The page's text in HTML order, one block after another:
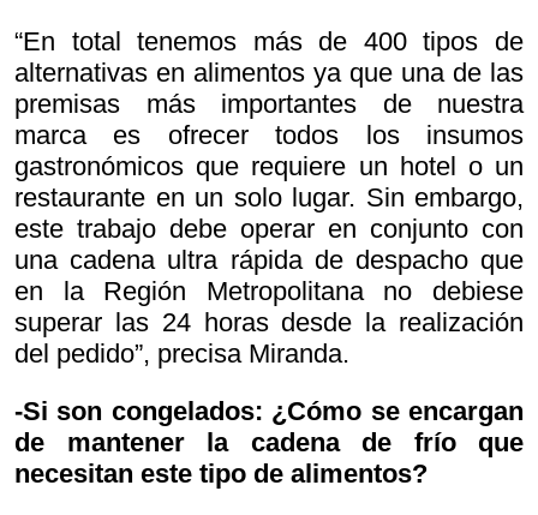
“En total tenemos más de 400 tipos de
alternativas en alimentos ya que una de las
premisas más importantes de nuestra
marca es ofrecer todos los insumos
gastronómicos que requiere un hotel o un
restaurante en un solo lugar. Sin embargo,
este trabajo debe operar en conjunto con
una cadena ultra rápida de despacho que
en la Región Metropolitana no debiese
superar las 24 horas desde la realización
del pedido”, precisa Miranda.
-Si son congelados: ¿Cómo se encargan
de mantener la cadena de frío que
necesitan este tipo de alimentos?